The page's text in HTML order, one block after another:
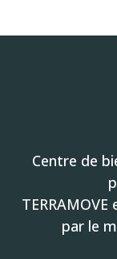
Centre de
par le